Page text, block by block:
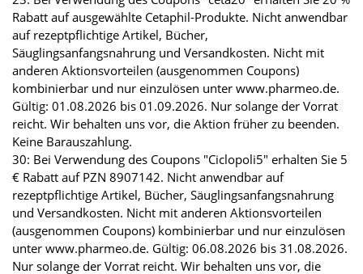
Rabatt auf ausgewählte Cetaphil-Produkte. Nicht anwendbar
auf rezeptpflichtige Artikel, Bücher,
Säuglingsanfangsnahrung und Versandkosten. Nicht mit
anderen Aktionsvorteilen (ausgenommen Coupons)
kombinierbar und nur einzulösen unter www.pharmeo.de.
Gültig: 01.08.2026 bis 01.09.2026. Nur solange der Vorrat
reicht. Wir behalten uns vor, die Aktion früher zu beenden.
Keine Barauszahlung.
30: Bei Verwendung des Coupons "Ciclopoli5" erhalten Sie 5
€ Rabatt auf PZN 8907142. Nicht anwendbar auf
rezeptpflichtige Artikel, Bücher, Säuglingsanfangsnahrung
und Versandkosten. Nicht mit anderen Aktionsvorteilen
(ausgenommen Coupons) kombinierbar und nur einzulösen
unter www.pharmeo.de. Gültig: 06.08.2026 bis 31.08.2026.
Nur solange der Vorrat reicht. Wir behalten uns vor, die